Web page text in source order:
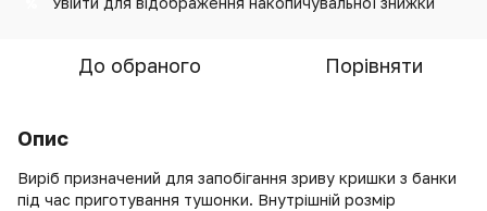
До обраного Порівняти
Опис
Виріб призначений для запобігання зриву кришки з банки
під час приготування тушонки. Внутрішній розмір